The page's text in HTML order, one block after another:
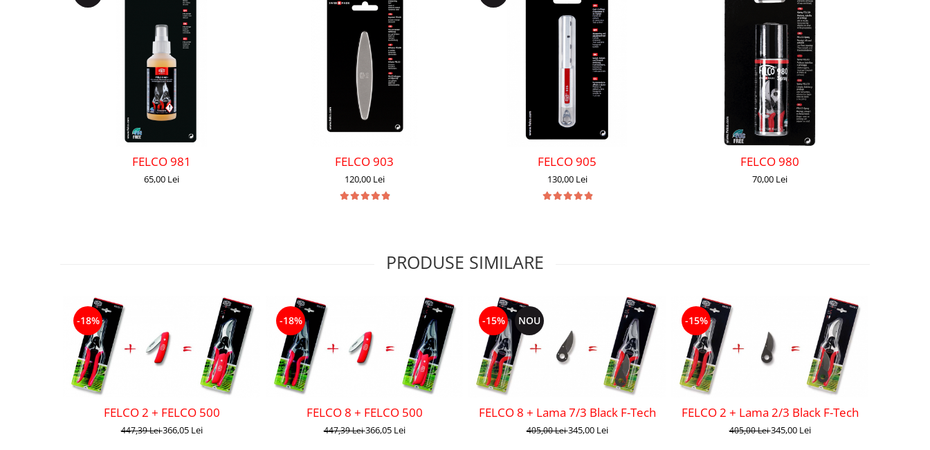
FELCO 981
65,00 Lei
FELCO 903
120,00 Lei
FELCO 905
130,00 Lei
FELCO 980
70,00 Lei
PRODUSE SIMILARE
-18%
FELCO 2 + FELCO 500
447,39 Lei366,05 Lei
-18%
FELCO 8 + FELCO 500
447,39 Lei366,05 Lei
-15% NOU
FELCO 8 + Lama 7/3 Black F-Tech
405,00 Lei345,00 Lei
-15%
FELCO 2 + Lama 2/3 Black F-Tech
405,00 Lei345,00 Lei